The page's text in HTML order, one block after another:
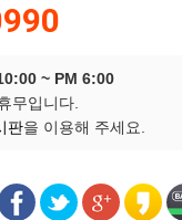
~ PM 6:00
무입니다.
판을 이용해 주세요.